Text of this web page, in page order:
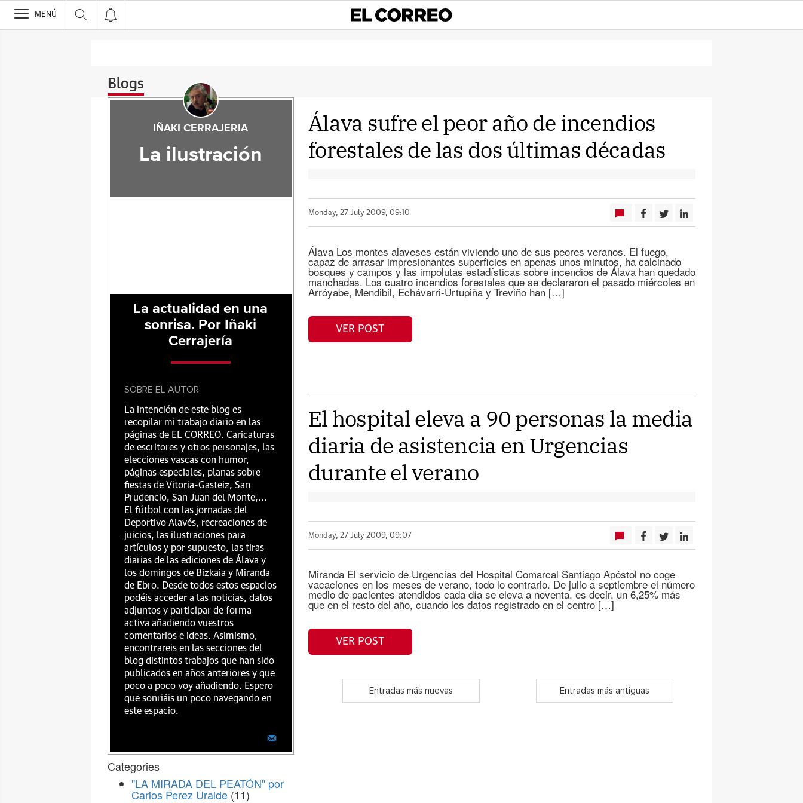
>
MENÚ
Blogs
Álava sufre el peor año de incendios
forestales de las dos últimas décadas
Monday, 27 July 2009, 09:10
Álava Los montes alaveses están viviendo uno de sus peores veranos. El fuego,
capaz de arrasar impresionantes superficies en apenas unos minutos, ha calcinado
bosques y campos y las impolutas estadísticas sobre incendios de Álava han quedado
manchadas. Los cuatro incendios forestales que se declararon el pasado miércoles en
Arróyabe, Mendibil, Echávarri-Urtupiña y Treviño han […]
VER POST
El hospital eleva a 90 personas la media
diaria de asistencia en Urgencias
durante el verano
Monday, 27 July 2009, 09:07
Miranda El servicio de Urgencias del Hospital Comarcal Santiago Apóstol no coge
vacaciones en los meses de verano, todo lo contrario. De julio a septiembre el número
medio de pacientes atendidos cada día se eleva a noventa, es decir, un 6,25% más
que en el resto del año, cuando los datos registrado en el centro […]
VER POST
Entradas más nuevas Entradas más antiguas
IÑAKI CERRAJERIA
La ilustración
La actualidad en una
sonrisa. Por Iñaki
Cerrajería
SOBRE EL AUTOR
La intención de este blog es
recopilar mi trabajo diario en las
páginas de EL CORREO. Caricaturas
de escritores y otros personajes, las
elecciones vascas con humor,
páginas especiales, planas sobre
fiestas de Vitoria-Gasteiz, San
Prudencio, San Juan del Monte,...
El fútbol con las jornadas del
Deportivo Alavés, recreaciones de
juicios, las ilustraciones para
artículos y por supuesto, las tiras
diarias de las ediciones de Álava y
los domingos de Bizkaia y Miranda
de Ebro. Desde todos estos espacios
podéis acceder a las noticias, datos
adjuntos y participar de forma
activa añadiendo vuestros
comentarios e ideas. Asimismo,
encontrareis en las secciones del
blog distintos trabajos que han sido
publicados en años anteriores y que
poco a poco voy añadiendo. Espero
que sonriáis un poco navegando en
este espacio.
Categories
"LA MIRADA DEL PEATÓN" por
Carlos Perez Uralde (11)